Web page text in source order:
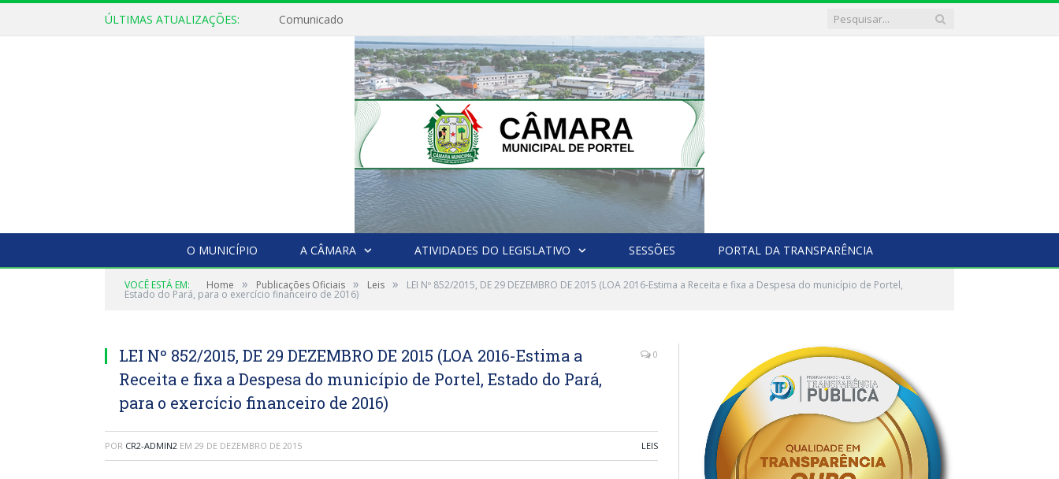
ÚLTIMAS ATUALIZAÇÕES: Comunicado
O MUNICÍPIO A CÂMARA ATIVIDADES DO LEGISLATIVO SESSÕES PORTAL DA TRANSPARÊNCIA
VOCÊ ESTÁ EM: Home » Publicações Oficiais » Leis » LEI Nº 852/2015, DE 29 DEZEMBRO DE 2015 (LOA 2016-Estima a Receita e fixa a Despesa do município de Portel,
Estado do Pará, para o exercício financeiro de 2016)
LEI Nº 852/2015, DE 29 DEZEMBRO DE 2015 (LOA 2016-Estima a
Receita e fixa a Despesa do município de Portel, Estado do Pará,
para o exercício financeiro de 2016)
0
POR CR2-ADMIN2 EM 29 DE DEZEMBRO DE 2015 LEIS